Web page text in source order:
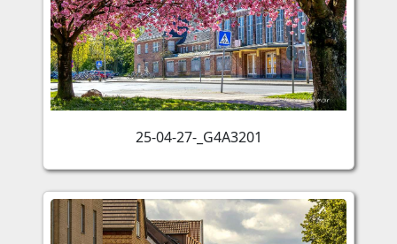
25-04-27-_G4A3201